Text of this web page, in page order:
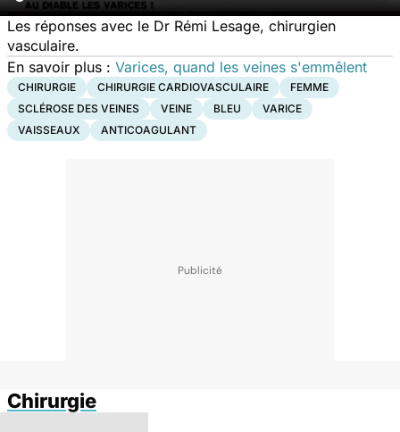
Les réponses avec le Dr Rémi Lesage, chirurgien
vasculaire.
En savoir plus : Varices, quand les veines s'emmêlent
CHIRURGIE CHIRURGIE CARDIOVASCULAIRE
FEMME
SCLÉROSE DES VEINES
VEINE BLEU
VARICE
VAISSEAUX
ANTICOAGULANT
Chirurgie